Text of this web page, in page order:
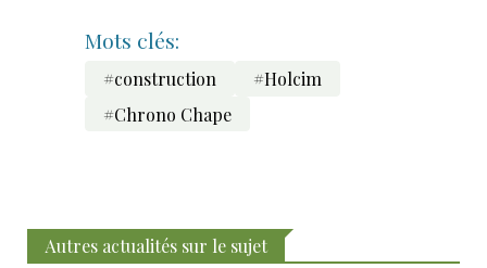
Mots clés:
#construction
#Holcim
#Chrono Chape
Autres actualités sur le sujet